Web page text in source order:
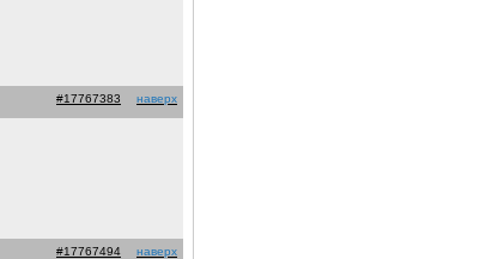
#17767383 наверх
#17767494 наверх